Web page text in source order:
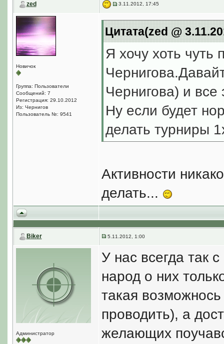
zed 3.11.2012, 17:45
Новичок
Группа: Пользователи
Сообщений: 7
Регистрация: 29.10.2012
Из: Чернигов
Пользователь №: 9541
Цитата(zed @
Я хочу хоть чуть
Чернигова) и все
Ну если будет
делать турниры
Активности
делать...
Biker 5.11.2012, 1:00
Администратор
У нас всегда так
народ о них
такая
проводить), а
желающих